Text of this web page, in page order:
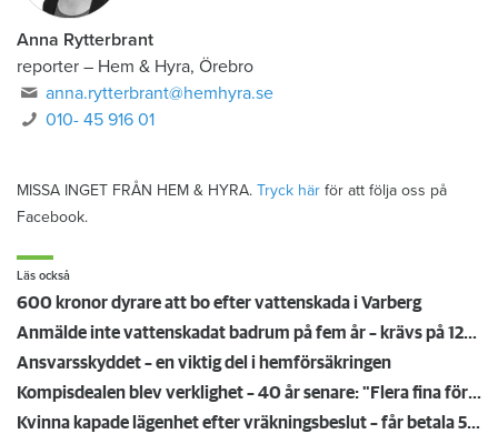
Anna Rytterbrant
reporter – Hem & Hyra, Örebro
anna.rytterbrant@hemhyra.se
010- 45 916 01
MISSA INGET FRÅN HEM & HYRA. Tryck här för att följa oss på
Facebook.
Läs också
600 kronor dyrare att bo efter vattenskada i Varberg
Anmälde inte vattenskadat badrum på fem år – krävs på 125 000 kronor
Ansvarsskyddet – en viktig del i hemförsäkringen
Kompisdealen blev verklighet – 40 år senare: "Flera fina fördelar med att dela bostad"
Kvinna kapade lägenhet efter vräkningsbeslut – får betala 50 000